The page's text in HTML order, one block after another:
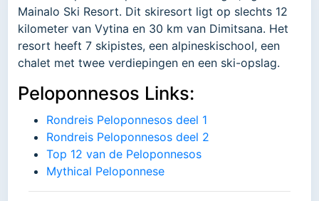
Mainalo Ski Resort. Dit skiresort ligt op slechts 12
kilometer van Vytina en 30 km van Dimitsana. Het
resort heeft 7 skipistes, een alpineskischool, een
chalet met twee verdiepingen en een ski-opslag.
Peloponnesos Links:
Rondreis Peloponnesos deel 1
Rondreis Peloponnesos deel 2
Top 12 van de Peloponnesos
Mythical Peloponnese